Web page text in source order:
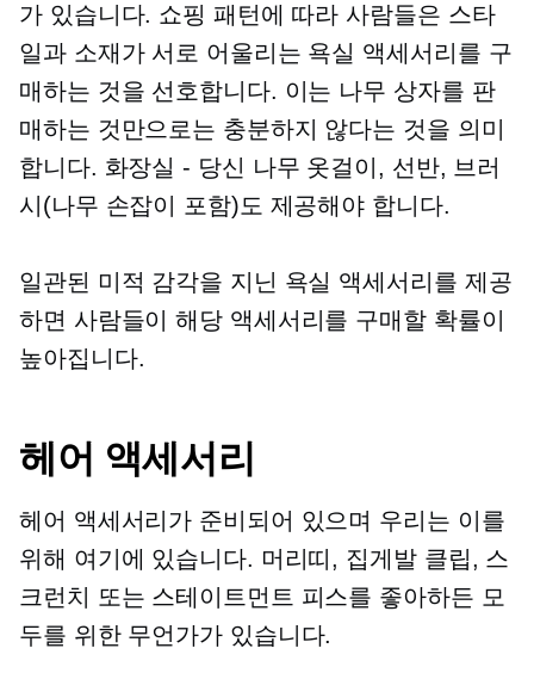
가 있습니다. 쇼핑 패턴에 따라 사람들은 스타
일과 소재가 서로 어울리는 욕실 액세서리를 구
매하는 것을 선호합니다. 이는 나무 상자를 판
매하는 것만으로는 충분하지 않다는 것을 의미
합니다. 화장실 - 당신 나무 옷걸이, 선반, 브러
시(나무 손잡이 포함)도 제공해야 합니다.
일관된 미적 감각을 지닌 욕실 액세서리를 제공
하면 사람들이 해당 액세서리를 구매할 확률이
높아집니다.
헤어 액세서리
헤어 액세서리가 준비되어 있으며 우리는 이를
위해 여기에 있습니다. 머리띠, 집게발 클립, 스
크런치 또는 스테이트먼트 피스를 좋아하든 모
두를 위한 무언가가 있습니다.